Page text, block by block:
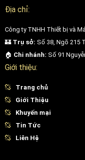
Địa chỉ:
Công ty TNHH Thiết bị và
🏰 Trụ sở: Số 38, Ngõ 215
🏠 Chi nhánh: Số 91
Giới thiệu:
Trang chủ
Giới Thiệu
Khuyến mại
Tin Tức
Liên Hệ